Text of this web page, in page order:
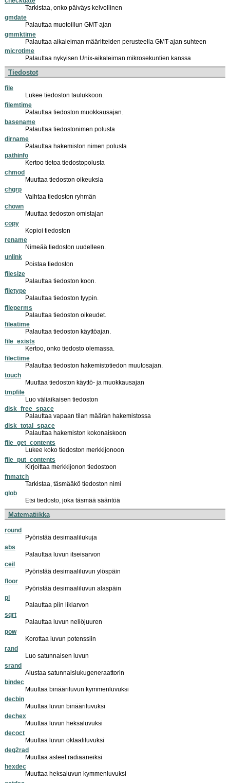
Tarkistaa, onko päiväys kelvollinen
gmdate
Palauttaa muotoillun GMT-ajan
gmmktime
Palauttaa aikaleiman määritteiden perusteella GMT-ajan suhteen
microtime
Palauttaa nykyisen Unix-aikaleiman mikrosekuntien kanssa
Tiedostot
file
Lukee tiedoston taulukkoon.
filemtime
Palauttaa tiedoston muokkausajan.
basename
Palauttaa tiedostonimen polusta
dirname
Palauttaa hakemiston nimen polusta
pathinfo
Kertoo tietoa tiedostopolusta
chmod
Muuttaa tiedoston oikeuksia
chgrp
Vaihtaa tiedoston ryhmän
chown
Muuttaa tiedoston omistajan
copy
Kopioi tiedoston
rename
Nimeää tiedoston uudelleen.
unlink
Poistaa tiedoston
filesize
Palauttaa tiedoston koon.
filetype
Palauttaa tiedoston tyypin.
fileperms
Palauttaa tiedoston oikeudet.
fileatime
Palauttaa tiedoston käyttöajan.
file_exists
Kertoo, onko tiedosto olemassa.
filectime
Palauttaa tiedoston hakemistotiedon muutosajan.
touch
Muuttaa tiedoston käyttö- ja muokkausajan
tmpfile
Luo väliaikaisen tiedoston
disk_free_space
Palauttaa vapaan tilan määrän hakemistossa
disk_total_space
Palauttaa hakemiston kokonaiskoon
file_get_contents
Lukee koko tiedoston merkkijonoon
file_put_contents
Kirjoittaa merkkijonon tiedostoon
fnmatch
Tarkistaa, täsmääkö tiedoston nimi
glob
Etsi tiedosto, joka täsmää sääntöä
Matematiikka
round
Pyöristää desimaalilukuja
abs
Palauttaa luvun itseisarvon
ceil
Pyöristää desimaaliluvun ylöspäin
floor
Pyöristää desimaaliluvun alaspäin
pi
Palauttaa piin likiarvon
sqrt
Palauttaa luvun neliöjuuren
pow
Korottaa luvun potenssiin
rand
Luo satunnaisen luvun
srand
Alustaa satunnaislukugeneraattorin
bindec
Muuttaa binääriluvun kymmenluvuksi
decbin
Muuttaa luvun binääriluvuksi
dechex
Muuttaa luvun heksaluvuksi
decoct
Muuttaa luvun oktaaliluvuksi
deg2rad
Muuttaa asteet radiaaneiksi
hexdec
Muuttaa heksaluvun kymmenluvuksi